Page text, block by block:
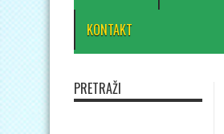
KONTAKT
PRETRAŽI